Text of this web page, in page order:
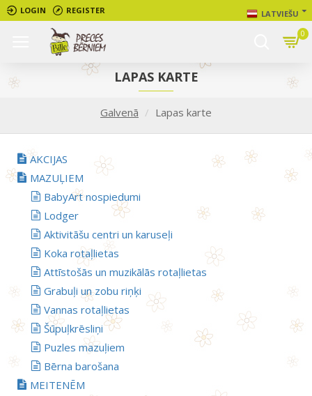
LOGIN REGISTER LATVIEŠU
0
Galvenā Lapas karte
LAPAS KARTE
AKCIJAS
MAZUĻIEM
BabyArt nospiedumi
Lodger
Aktivitāšu centri un karuseļi
Koka rotaļlietas
Attīstošās un muzikālās rotaļlietas
Grabuļi un zobu riņķi
Vannas rotaļlietas
Šūpuļkrēsliņi
Puzles mazuļiem
Bērna barošana
MEITENĒM